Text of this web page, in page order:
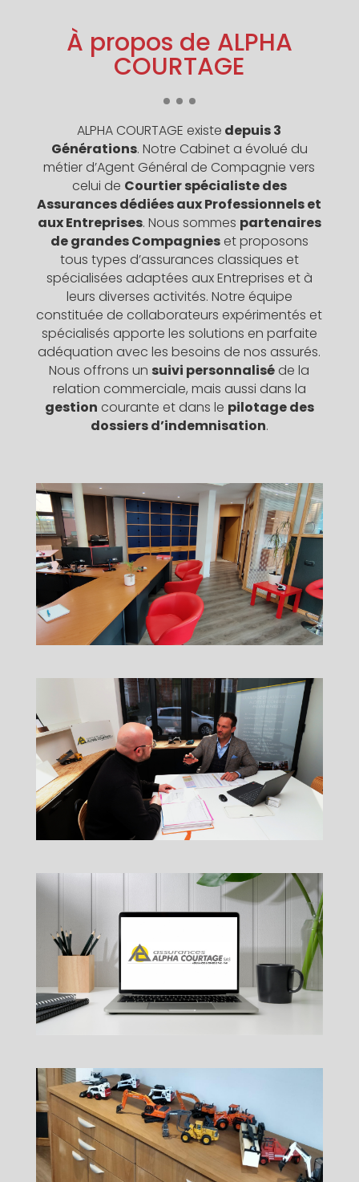
À propos de ALPHA
COURTAGE
ALPHA COURTAGE existe depuis 3
Générations. Notre Cabinet a évolué du
métier d’Agent Général de Compagnie vers
celui de Courtier spécialiste des
Assurances dédiées aux Professionnels et
aux Entreprises. Nous sommes partenaires
de grandes Compagnieset proposons
tous types d’assurances classiques et
spécialisées adaptées aux Entreprises et à
leurs diverses activités. Notre équipe
constituée de collaborateurs expérimentés et
spécialisés apporte les solutions en parfaite
adéquation avec les besoins de nos assurés.
Nous offrons un suivi personnalisé de la
relation commerciale, mais aussi dans la
gestion courante et dans le pilotage des
dossiers d’indemnisation.